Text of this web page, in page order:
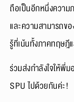
ถือเป็นอีกหนึ่งความ
และความสามารถ
รู้ที่เน้นทั้งภาคทฤษฎี
ร่วมส่งกำลังใจให้พี่ม
SPU ไปด้วยกันค่ะ!